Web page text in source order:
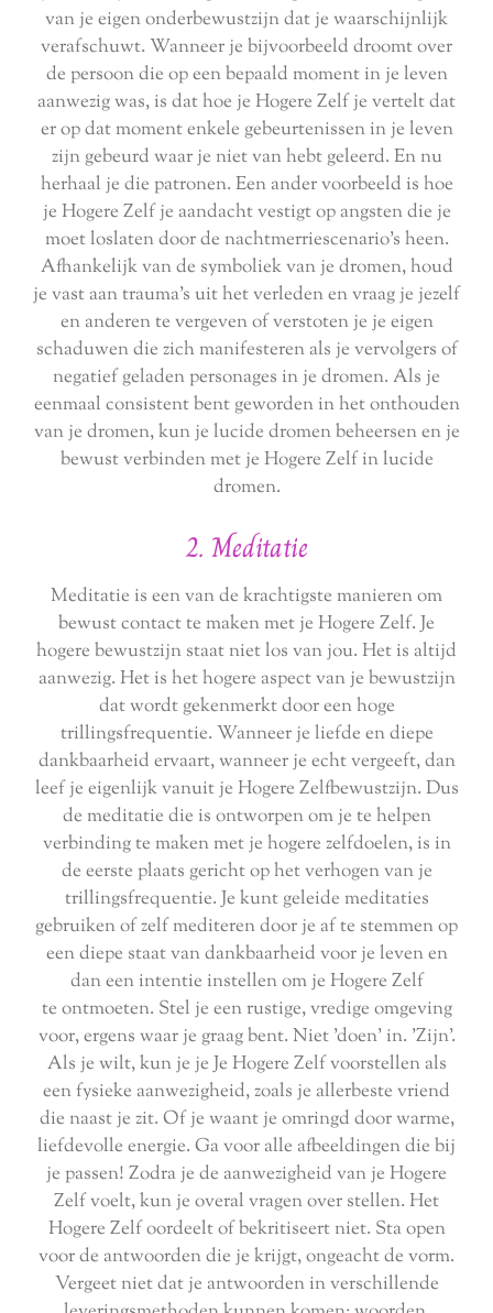
van je eigen onderbewustzijn dat je waarschijnlijk
verafschuwt. Wanneer je bijvoorbeeld droomt over
de persoon die op een bepaald moment in je leven
aanwezig was, is dat hoe je Hogere Zelf je vertelt dat
er op dat moment enkele gebeurtenissen in je leven
zijn gebeurd waar je niet van hebt geleerd. En nu
herhaal je die patronen. Een ander voorbeeld is hoe
je Hogere Zelf je aandacht vestigt op angsten die je
moet loslaten door de nachtmerriescenario's heen.
Afhankelijk van de symboliek van je dromen, houd
je vast aan trauma's uit het verleden en vraag je jezelf
en anderen te vergeven of verstoten je je eigen
schaduwen die zich manifesteren als je vervolgers of
negatief geladen personages in je dromen. Als je
eenmaal consistent bent geworden in het onthouden
van je dromen, kun je lucide dromen beheersen en je
bewust verbinden met je Hogere Zelf in lucide
dromen.
2. Meditatie
Meditatie is een van de krachtigste manieren om
bewust contact te maken met je Hogere Zelf. Je
hogere bewustzijn staat niet los van jou. Het is altijd
aanwezig. Het is het hogere aspect van je bewustzijn
dat wordt gekenmerkt door een hoge
trillingsfrequentie. Wanneer je liefde en diepe
dankbaarheid ervaart, wanneer je echt vergeeft, dan
leef je eigenlijk vanuit je Hogere Zelfbewustzijn. Dus
de meditatie die is ontworpen om je te helpen
verbinding te maken met je hogere zelfdoelen, is in
de eerste plaats gericht op het verhogen van je
trillingsfrequentie. Je kunt geleide meditaties
gebruiken of zelf mediteren door je af te stemmen op
een diepe staat van dankbaarheid voor je leven en
dan een intentie instellen om je Hogere Zelf
te ontmoeten. Stel je een rustige, vredige omgeving
voor, ergens waar je graag bent. Niet 'doen' in. 'Zijn'.
Als je wilt, kun je je Je Hogere Zelf voorstellen als
een fysieke aanwezigheid, zoals je allerbeste vriend
die naast je zit. Of je waant je omringd door warme,
liefdevolle energie. Ga voor alle afbeeldingen die bij
je passen! Zodra je de aanwezigheid van je Hogere
Zelf voelt, kun je overal vragen over stellen. Het
Hogere Zelf oordeelt of bekritiseert niet. Sta open
voor de antwoorden die je krijgt, ongeacht de vorm.
Vergeet niet dat je antwoorden in verschillende